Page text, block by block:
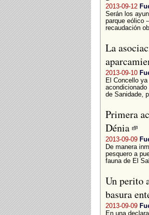
2013-09-12
Serán los
parque eólico
recaudación
La
2013-09-10
El Concello
de Sanidade,
Primera
Dénia
2013-09-09
De manera
pesquero a
fauna de El
Un perito
basura
2013-09-09
En una